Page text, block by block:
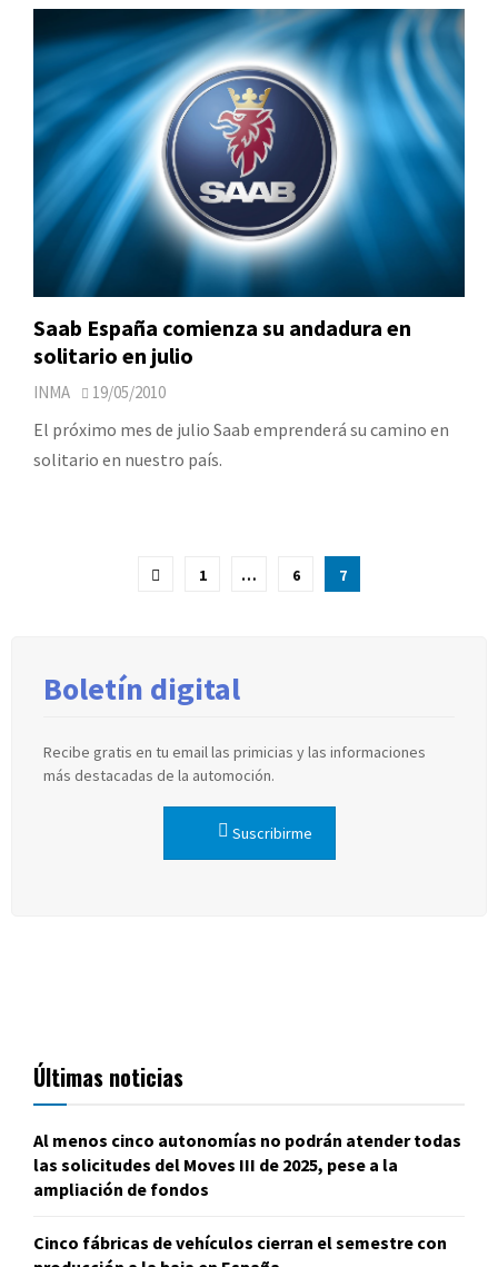
Saab España comienza su andadura en
solitario en julio
INMA 19/05/2010
El próximo mes de julio Saab emprenderá su camino en
solitario en nuestro país.
Paginación
1 … 6 7
Boletín digital
Recibe gratis en tu email las primicias y las informaciones
más destacadas de la automoción.
Suscribirme
Últimas noticias
Al menos cinco autonomías no podrán atender todas
las solicitudes del Moves III de 2025, pese a la
ampliación de fondos
Cinco fábricas de vehículos cierran el semestre con